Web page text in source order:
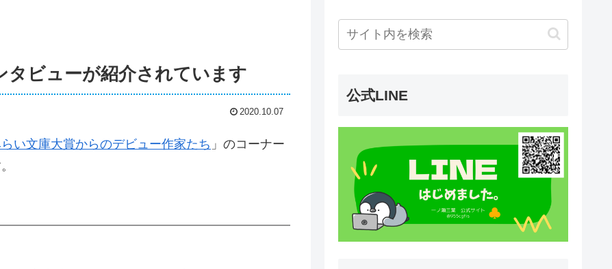
ビューが紹介されています
2020.10.07
い文庫大賞からのデビュー作家たち 」のコーナー
公式LINE